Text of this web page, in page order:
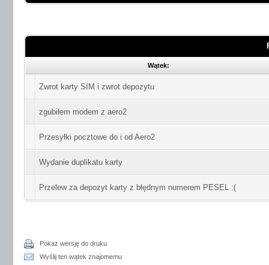
Wątek:
Zwrot karty SIM i zwrot depozytu
zgubiłem modem z aero2
Przesyłki pocztowe do i od Aero2
Wydanie duplikatu karty
Przelew za depozyt karty z błędnym numerem PESEL :(
Pokaż wersję do druku
Wyślij ten wątek znajomemu